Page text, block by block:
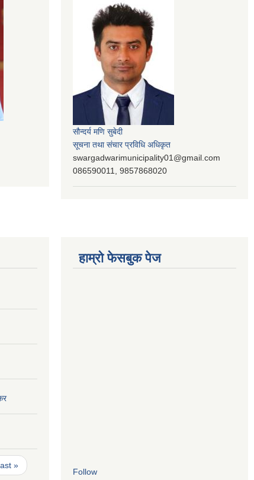
सौन्दर्य मणि सुबेदी
सूचना तथा संचार प्रविधि अधिकृत
swargadwarimunicipality01@gmail.com
086590011, 9857868020
»
हाम्रो फेसबुक पेज
Follow